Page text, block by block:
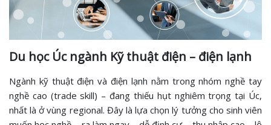
Du học Úc ngành Kỹ thuật điện – điện lạnh
Ngành kỹ thuật điện và điện lạnh nằm trong nhóm nghề tay
nghề cao (trade skill) – đang thiếu hụt nghiêm trọng tại Úc,
nhất là ở vùng regional. Đây là lựa chọn lý tưởng cho sinh viên